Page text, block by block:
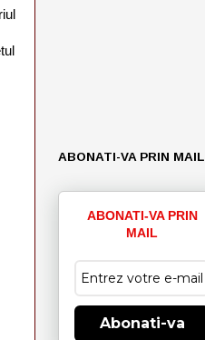
ABONATI-VA PRIN MAIL
ABONATI-VA PRIN
MAIL
Abonati-va